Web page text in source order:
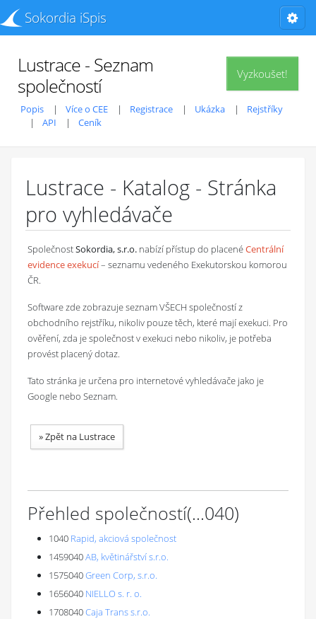
Sokordia iSpis
Vyzkoušet!
Lustrace - Seznam
společností
Popis Více o CEE Registrace Ukázka
Rejstříky
API
Ceník
Lustrace - Katalog - Stránka
pro vyhledávače
SpolečnostSokordia, s.r.o. nabízí přístup do placenéCentrální
evidence exekucí– seznamu vedeného Exekutorskou komorou
ČR.
Software zde zobrazuje seznam VŠECH společností z
obchodního rejstříku, nikoliv pouze těch, které mají exekuci. Pro
ověření, zda je společnost v exekuci nebo nikoliv, je potřeba
provést placený dotaz.
Tato stránka je určena pro internetové vyhledávače jako je
Google nebo Seznam.
»Zpět na Lustrace
Přehled společností(...040)
1040 Rapid, akciová společnost
1459040AB, květinářství s.r.o.
1575040Green Corp, s.r.o.
1656040 NIELLO s. r. o.
1708040Caja Trans s.r.o.